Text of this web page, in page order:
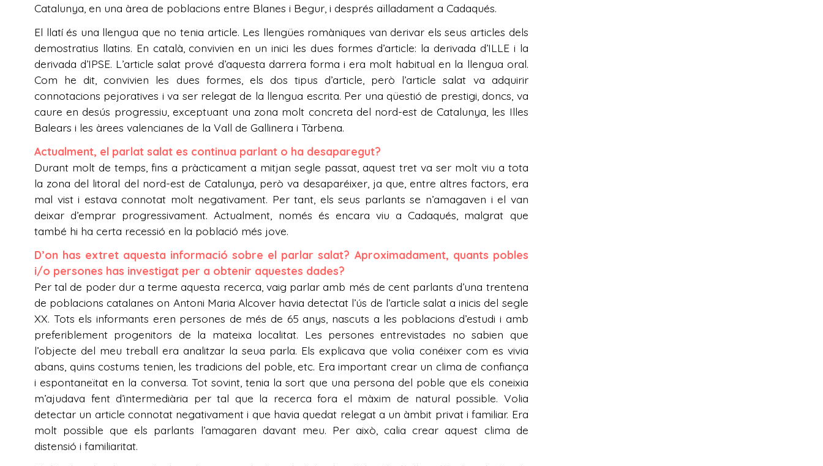
Catalunya, en una àrea de poblacions entre Blanes i Begur, i després aïlladament a Cadaqués.
El llatí és una llengua que no tenia article. Les llengües romàniques van derivar els seus articles dels
demostratius llatins. En català, convivien en un inici les dues formes d’article: la derivada d’ILLE i la
derivada d’IPSE. L’article salat prové d’aquesta darrera forma i era molt habitual en la llengua oral.
Com he dit, convivien les dues formes, els dos tipus d’article, però l’article salat va adquirir
connotacions pejoratives i va ser relegat de la llengua escrita. Per una qüestió de prestigi, doncs, va
caure en desús progressiu, exceptuant una zona molt concreta del nord-est de Catalunya, les Illes
Balears i les àrees valencianes de la Vall de Gallinera i Tàrbena.
Actualment, el parlat salat es continua parlant o ha desaparegut?
Durant molt de temps, fins a pràcticament a mitjan segle passat, aquest tret va ser molt viu a tota
la zona del litoral del nord-est de Catalunya, però va desaparéixer, ja que, entre altres factors, era
mal vist i estava connotat molt negativament. Per tant, els seus parlants se n’amagaven i el van
deixar d’emprar progressivament. Actualment, només és encara viu a Cadaqués, malgrat que
també hi ha certa recessió en la població més jove.
D’on has extret aquesta informació sobre el parlar salat? Aproximadament, quants pobles
i/o persones has investigat per a obtenir aquestes dades?
Per tal de poder dur a terme aquesta recerca, vaig parlar amb més de cent parlants d’una trentena
de poblacions catalanes on Antoni Maria Alcover havia detectat l’ús de l’article salat a inicis del segle
XX. Tots els informants eren persones de més de 65 anys, nascuts a les poblacions d’estudi i amb
preferiblement progenitors de la mateixa localitat. Les persones entrevistades no sabien que
l’objecte del meu treball era analitzar la seua parla. Els explicava que volia conéixer com es vivia
abans, quins costums tenien, les tradicions del poble, etc. Era important crear un clima de confiança
i espontaneïtat en la conversa. Tot sovint, tenia la sort que una persona del poble que els coneixia
m’ajudava fent d’intermediària per tal que la recerca fora el màxim de natural possible. Volia
detectar un article connotat negativament i que havia quedat relegat a un àmbit privat i familiar. Era
molt possible que els parlants l’amagaren davant meu. Per això, calia crear aquest clima de
distensió i familiaritat.